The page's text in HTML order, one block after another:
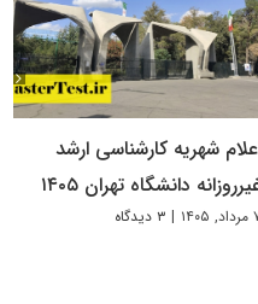
شهریه کارشناسی ارشد
دانشگاه تهران ۱۴۰۵
۱۴۰۵ | ۳ دیدگاه